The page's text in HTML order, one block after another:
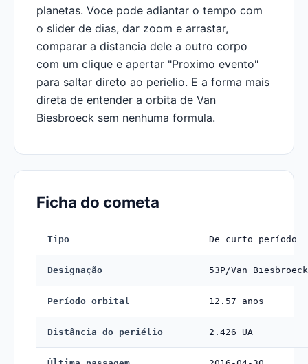
planetas. Voce pode adiantar o tempo com
o slider de dias, dar zoom e arrastar,
comparar a distancia dele a outro corpo
com um clique e apertar "Proximo evento"
para saltar direto ao perielio. E a forma mais
direta de entender a orbita de Van
Biesbroeck sem nenhuma formula.
Ficha do cometa
Tipo De curto período
Designação 53P/Van Biesbroeck
Período orbital 12.57 anos
Distância do periélio 2.426 UA